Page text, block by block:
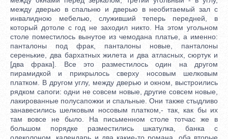
между дверью в спальню и дверью в необитаемый зал с
инвалидною мебелью, служивший теперь передней, в
который дотоле с год не заходил никто. На этом угольном
столе поместилось вынутое из чемодана платье, а именно:
панталоны под фрак, панталоны новые, панталоны
серенькие, два бархатных жилета и два атласных, сюртук и
[два фрака]. Все это разместилось один на другом
пирамидкой и прикрылось сверху носовым шелковым
платком. В другом углу, между дверью и окном, выстроились
рядком сапоги: одни не совсем новые, другие совсем новые,
лакированные полусапожки и спальные. Они также стыдливо
занавесились шелковым носовым платком,- так, как бы их
там вовсе не было. На письменном столе тотчас же в
большом порядке разместились шкатулка, банка с
одеколоном, календарь и два какие-то романа, оба вторые